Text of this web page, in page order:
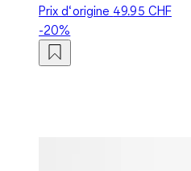
Prix d‘origine 49.95 CHF
-20%